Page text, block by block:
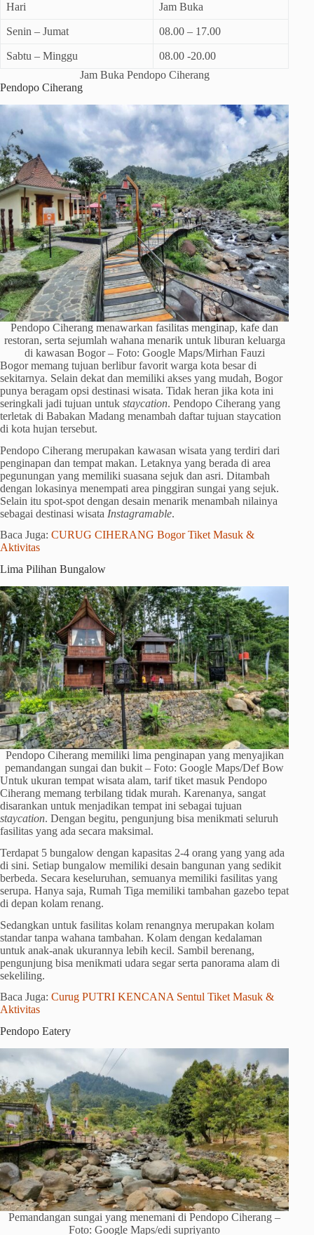
Hari Jam Buka
Senin – Jumat 08.00 – 17.00
Sabtu – Minggu
08.00 -20.00
Jam Buka Pendopo Ciherang
Pendopo Ciherang
Pendopo Ciherang menawarkan fasilitas menginap, kafe dan
restoran, serta sejumlah wahana menarik untuk liburan keluarga
di kawasan Bogor – Foto: Google Maps/Mirhan Fauzi
Bogor memang tujuan berlibur favorit warga kota besar di
sekitarnya. Selain dekat dan memiliki akses yang mudah, Bogor
punya beragam opsi destinasi wisata. Tidak heran jika kota ini
seringkali jadi tujuan untuk staycation. Pendopo Ciherang yang
terletak di Babakan Madang menambah daftar tujuan staycation
di kota hujan tersebut.
Pendopo Ciherang merupakan kawasan wisata yang terdiri dari
penginapan dan tempat makan. Letaknya yang berada di area
pegunungan yang memiliki suasana sejuk dan asri. Ditambah
dengan lokasinya menempati area pinggiran sungai yang sejuk.
Selain itu spot-spot dengan desain menarik menambah nilainya
sebagai destinasi wisata Instagramable.
Baca Juga: CURUG CIHERANG Bogor Tiket Masuk &
Aktivitas
Lima Pilihan Bungalow
Pendopo Ciherang memiliki lima penginapan yang menyajikan
pemandangan sungai dan bukit – Foto: Google Maps/Def Bow
Untuk ukuran tempat wisata alam, tarif tiket masuk Pendopo
Ciherang memang terbilang tidak murah. Karenanya, sangat
disarankan untuk menjadikan tempat ini sebagai tujuan
staycation. Dengan begitu, pengunjung bisa menikmati seluruh
fasilitas yang ada secara maksimal.
Terdapat 5 bungalow dengan kapasitas 2-4 orang yang yang ada
di sini. Setiap bungalow memiliki desain bangunan yang sedikit
berbeda. Secara keseluruhan, semuanya memiliki fasilitas yang
serupa. Hanya saja, Rumah Tiga memiliki tambahan gazebo tepat
di depan kolam renang.
Sedangkan untuk fasilitas kolam renangnya merupakan kolam
standar tanpa wahana tambahan. Kolam dengan kedalaman
untuk anak-anak ukurannya lebih kecil. Sambil berenang,
pengunjung bisa menikmati udara segar serta panorama alam di
sekeliling.
Baca Juga: Curug PUTRI KENCANA Sentul Tiket Masuk &
Aktivitas
Pendopo Eatery
Pemandangan sungai yang menemani di Pendopo Ciherang –
Foto: Google Maps/edi supriyanto